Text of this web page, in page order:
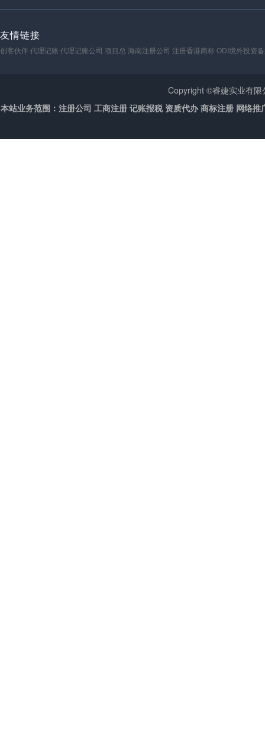
友情链接
创客伙伴 代理记账 代理记账公司 项目总 海南注册公司 注册香港商标 ODI境外投资
Copyright ©睿婕实业有
本站业务范围：注册公司 工商注册 记账报税 资质代办 商标注册 网络